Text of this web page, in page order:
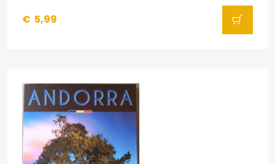
€ 5,99